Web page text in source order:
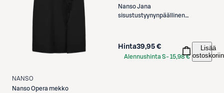
NANSO
NansoOpera mekko
NansoJana
sisustustyynynpäällinen
Hinta39,95 €
Alennushinta S-15,98 €
Lisää
ostoskoriin